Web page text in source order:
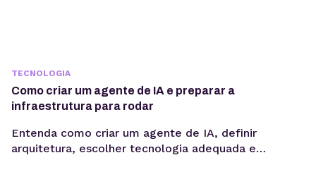
TECNOLOGIA
Como criar um agente de IA e preparar a
infraestrutura para rodar
Entenda como criar um agente de IA, definir
arquitetura, escolher tecnologia adequada e